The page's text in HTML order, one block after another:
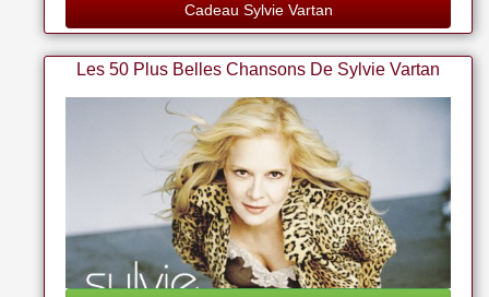
Cadeau Sylvie Vartan
Les 50 Plus Belles Chansons De Sylvie Vartan